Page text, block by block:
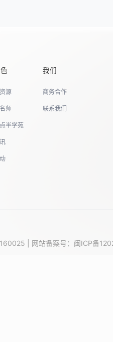
源
师
半学苑
我们
商务合作
联系我们
| 网站备案号： 闽ICP备